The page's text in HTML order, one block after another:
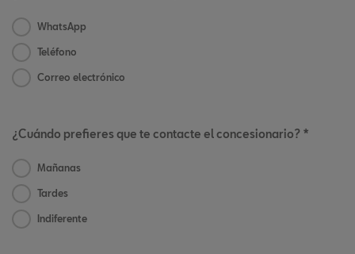
WhatsApp
Teléfono
Correo electrónico
¿Cuándo prefieres que te contacte el concesionario? *
Mañanas
Tardes
Indiferente